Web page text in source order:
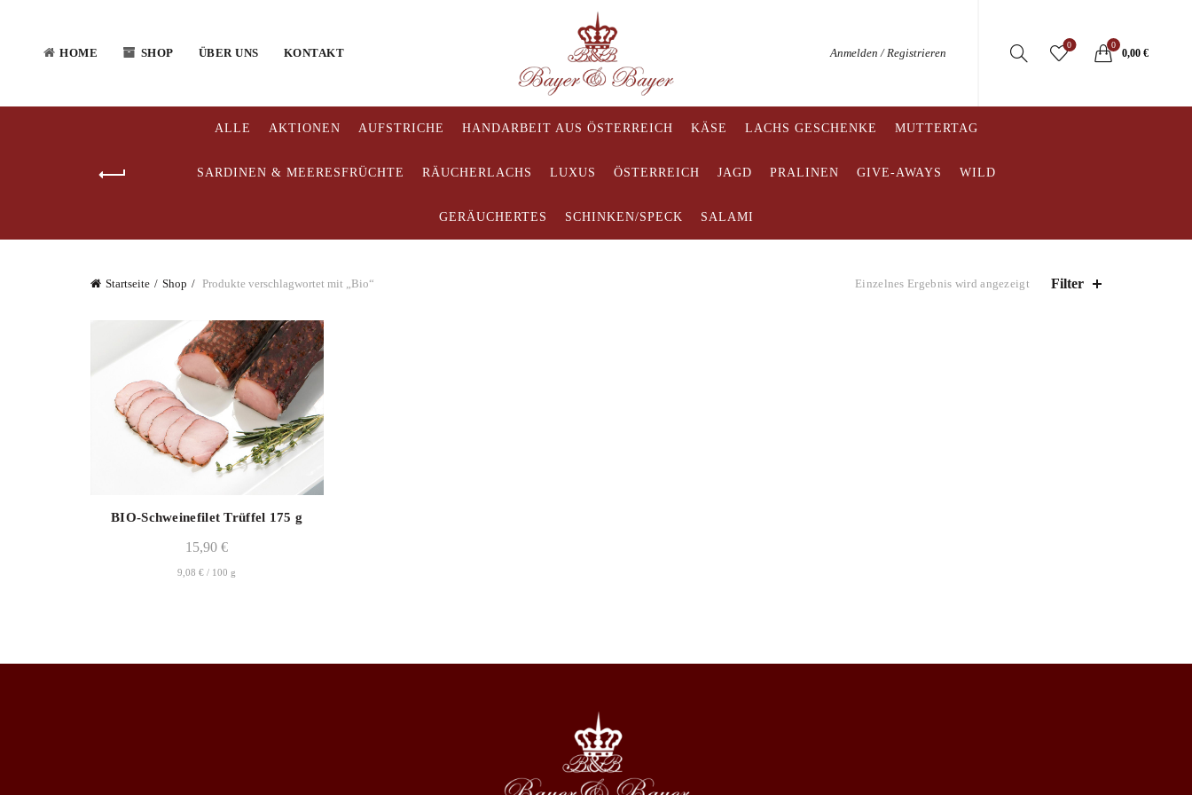
HOME SHOP ÜBER UNS KONTAKT Anmelden / Registrieren
0 0
0,00 €
ALLE AKTIONEN AUFSTRICHE HANDARBEIT AUS ÖSTERREICH KÄSE LACHS GESCHENKE MUTTERTAG
SARDINEN & MEERESFRÜCHTE RÄUCHERLACHS LUXUS ÖSTERREICH JAGD PRALINEN GIVE-AWAYS WILD
GERÄUCHERTES SCHINKEN/SPECK SALAMI
Startseite Shop Produkte verschlagwortet mit „Bio“ Einzelnes Ergebnis wird angezeigt Filter
BIO-Schweinefilet Trüffel 175 g
15,90€
9,08€ / 100 g